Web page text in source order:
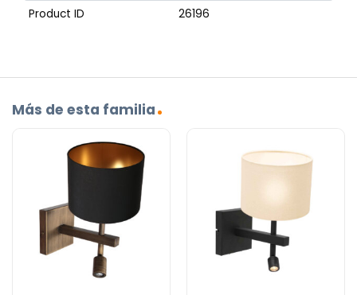
Product ID
26196
Más de esta familia